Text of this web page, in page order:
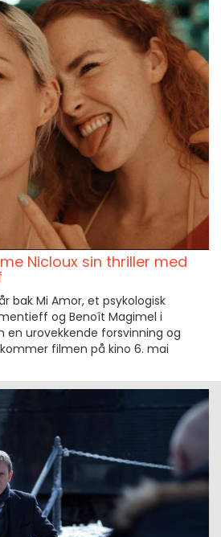
Nicloux sin thriller med
bak Mi Amor, et psykologisk
og Benoît Magimel i
en urovekkende forsvinning og
filmen på kino 6. mai